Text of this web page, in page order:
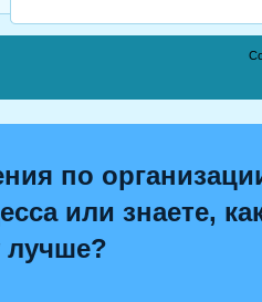
по
или знаете,
лучше?